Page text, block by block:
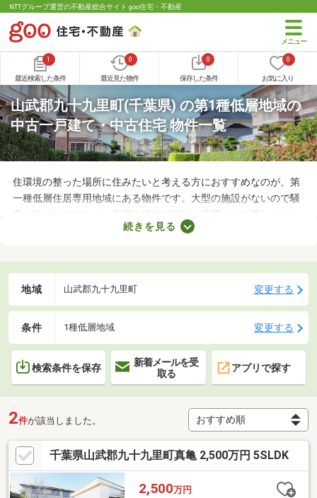
NTTグループ運営の不動産総合サイト goo住宅・不動産
1
最近検索した条件
0
最近見た物件
0
保存した条件
0
お気に入り
山武郡九十九里町(千葉県) の第1種低層地域の
中古一戸建て・中古住宅 物件一覧
住環境の整った場所に住みたいと考える方におすすめなのが、第
一種低層住居専用地域にある物件です。大型の施設がないので騒
音トラブルが少なく、高層の建物で日光が遮断される恐れがない
ことから、住環境に優れたエリアです。住みやすい土地ではある
も購入費用を抑えられる中古の一戸建てを紹介します。
続きを見る
地域 山武郡九十九里町 変更する
条件 1種低層地域 変更する
検索条件を保存
新着メールを受
取る
アプリで探す
2件が該当しました。
千葉県山武郡九十九里町真亀 2,500万円 5SLDK
2,500万円